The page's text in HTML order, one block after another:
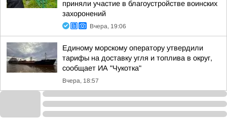
приняли участие в благоустройстве воинских
захоронений
Вчера, 19:06
Единому морскому оператору утвердили
тарифы на доставку угля и топлива в округ,
сообщает ИА "Чукотка"
Вчера, 18:57